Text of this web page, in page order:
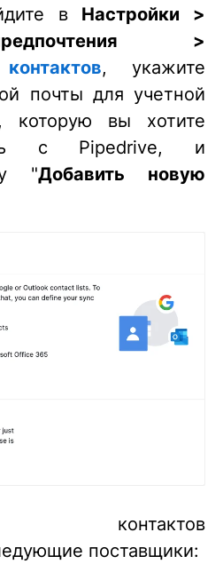
в Настройки >
>
, укажите
почты для учетной
которую вы хотите
с Pipedrive, и
"Добавить новую
контактов
поставщики: